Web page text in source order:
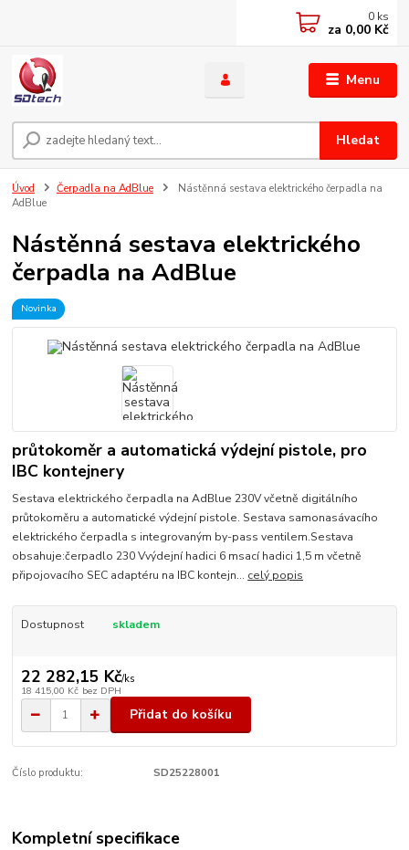
Menu
Hledat
0 ks
za 0,00 Kč
Úvod Čerpadla na AdBlue
Nástěnná sestava elektrického čerpadla na
AdBlue
Nástěnná sestava elektrického
čerpadla na AdBlue
Novinka
průtokoměr a automatická výdejní pistole, pro
IBC kontejnery
Sestava elektrického čerpadla na AdBlue 230V včetně digitálního
průtokoměru a automatické výdejní pistole. Sestava samonasávacího
elektrického čerpadla s integrovaným by-pass ventilem.Sestava
obsahuje:čerpadlo 230 Vvýdejní hadici 6 msací hadici 1,5 m včetně
připojovacího SEC adaptéru na IBC kontejn... celý popis
Dostupnost skladem
22 282,15 Kč/ks
18 415,00 Kč bez DPH
Přidat do košíku
Číslo produktu: SD25228001
Kompletní specifikace